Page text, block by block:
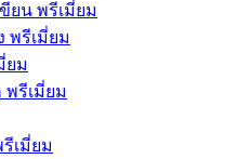
ขียน พรีเมี่ยม
พรีเมี่ยม
ยม
พรีเมี่ยม
เมี่ยม